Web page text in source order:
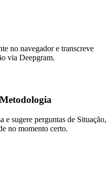
no navegador e transcreve
via Deepgram.
e sugere perguntas de Situação,
no momento certo.